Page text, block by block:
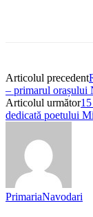
Articolul precedent
– primarul orașului
Articolul următor
dedicată poetului
PrimariaNavodari